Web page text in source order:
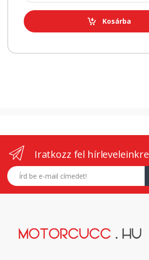
Kosárba
Iratkozz fel hírleveleinkre
E-mail címed